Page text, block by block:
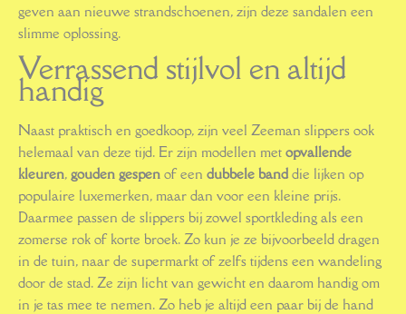
geven aan nieuwe strandschoenen, zijn deze sandalen een
slimme oplossing.
Verrassend stijlvol en altijd
handig
Naast praktisch en goedkoop, zijn veel Zeeman slippers ook
helemaal van deze tijd. Er zijn modellen met opvallende
kleuren, gouden gespen of een dubbele band die lijken op
populaire luxemerken, maar dan voor een kleine prijs.
Daarmee passen de slippers bij zowel sportkleding als een
zomerse rok of korte broek. Zo kun je ze bijvoorbeeld dragen
in de tuin, naar de supermarkt of zelfs tijdens een wandeling
door de stad. Ze zijn licht van gewicht en daarom handig om
in je tas mee te nemen. Zo heb je altijd een paar bij de hand